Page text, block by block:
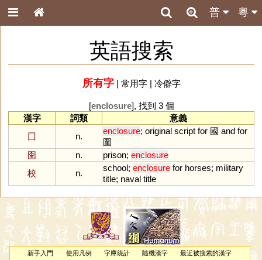
粵
普
英語搜索
所有字| 常用字| 冷僻字
[enclosure], 找到 3 個
漢字
詞類
意義
囗
n.
enclosure; original script for 國 and for
圍
囹
n. prison; enclosure
校
n.
school; enclosure for horses; military
title; naval title
新手入門 使用凡例 字庫統計 隨機漢字
最近被搜索的漢字